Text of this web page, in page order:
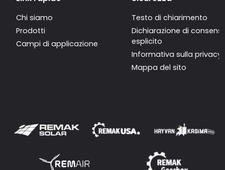
Chi siamo
Prodotti
Campi di applicazione
Testo di chiarimento
Dichiarazione di
esplicito
Informativa sulla privacy
Mappa del sito